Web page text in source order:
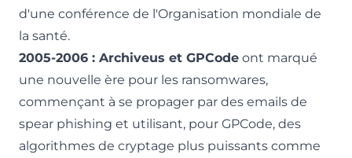
d'une conférence de l'Organisation mondiale de
la santé.
2005-2006 : Archiveus et GPCode ont marqué
une nouvelle ère pour les ransomwares,
commençant à se propager par des emails de
spear phishing et utilisant, pour GPCode, des
algorithmes de cryptage plus puissants comme